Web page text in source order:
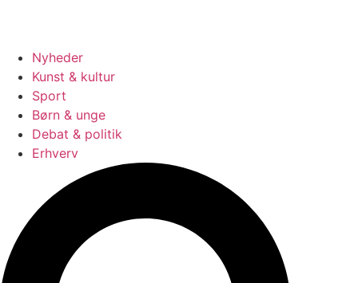
Nyheder
Kunst & kultur
Sport
Børn & unge
Debat & politik
Erhverv